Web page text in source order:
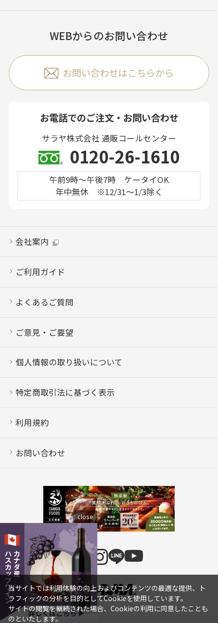
WEBからのお問い合わせ
お問い合わせはこちらから
お電話でのご注文・お問い合わせ
サラヤ株式会社 通販コールセンター
0120-26-1610
午前9時～午後7時 ケータイOK
年中無休 ※12/31～1/3除く
会社案内
ご利用ガイド
よくあるご質問
ご意見・ご要望
個人情報の取り扱いについて
特定商取引法に基づく表示
利用規約
お問い合わせ
当サイトでは利用体験の向上およびコンテンツの最適な提供、ト
ラフィックの分析を目的としてCookieを使用しています。
サイトの閲覧を継続された場合、Cookieの利用に同意したことも
のといたします。
close